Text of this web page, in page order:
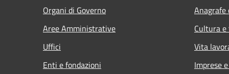
Organi di Governo
Aree Amministrative
Uffici
Enti e fondazioni
Cultura
Vita
Imprese